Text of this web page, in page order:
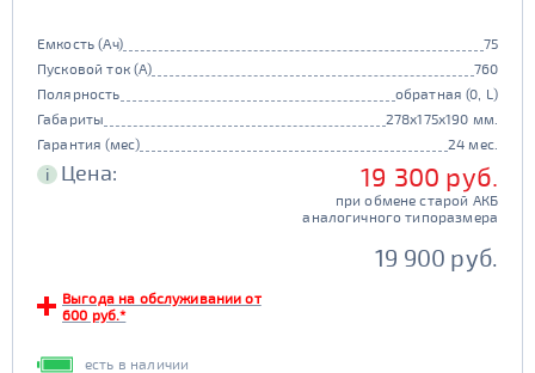
Емкость (Ач)
75
Пусковой ток (А)
760
Полярность
обратная (0, L)
Габариты
278x175x190 мм.
Гарантия (мес)
24 мес.
i Цена: 19 300 руб.
при обмене старой АКБ
аналогичного типоразмера
19 900 руб.
Выгода на обслуживании от
600 руб.*
есть в наличии